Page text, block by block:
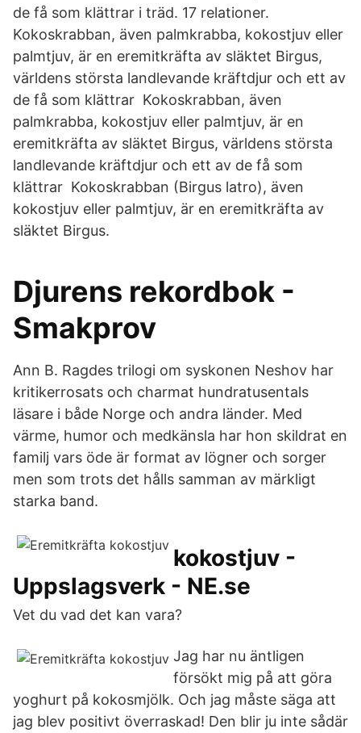
de få som klättrar i träd. 17 relationer.
Kokoskrabban, även palmkrabba, kokostjuv eller
palmtjuv, är en eremitkräfta av släktet Birgus,
världens största landlevande kräftdjur och ett av
de få som klättrar Kokoskrabban, även
palmkrabba, kokostjuv eller palmtjuv, är en
eremitkräfta av släktet Birgus, världens största
landlevande kräftdjur och ett av de få som
klättrar Kokoskrabban (Birgus latro), även
kokostjuv eller palmtjuv, är en eremitkräfta av
släktet Birgus.
Djurens rekordbok -
Smakprov
Ann B. Ragdes trilogi om syskonen Neshov har
kritikerrosats och charmat hundratusentals
läsare i både Norge och andra länder. Med
värme, humor och medkänsla har hon skildrat en
familj vars öde är format av lögner och sorger
men som trots det hålls samman av märkligt
starka band.
kokostjuv -
Uppslagsverk - NE.se
Vet du vad det kan vara?
Jag har nu äntligen
försökt mig på att göra
yoghurt på kokosmjölk. Och jag måste säga att
jag blev positivt överraskad! Den blir ju inte sådär